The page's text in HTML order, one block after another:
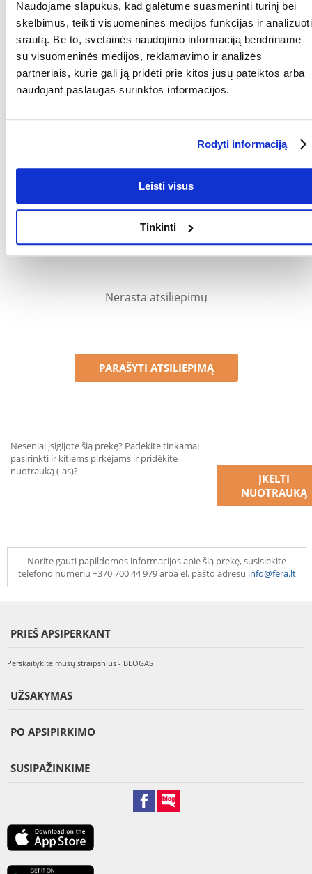
Naudojame slapukus, kad galėtume suasmeninti turinį bei
skelbimus, teikti visuomeninės medijos funkcijas ir analizuoti
srautą. Be to, svetainės naudojimo informaciją bendriname
su visuomeninės medijos, reklamavimo ir analizės
partneriais, kurie gali ją pridėti prie kitos jūsų pateiktos arba
naudojant paslaugas surinktos informacijos.
Rodyti informaciją
Leisti visus
Tinkinti
RŪŠIS: Pašaro papildas
Parametrai
PAKUOTĖS SVORIS
(KG):
GAMINTOJAS: MACED
įsigijo. Žvaigždučių įvertinimas yra visų įvertinimų vidurkis.
atsiliepimus.
Atsiliepimai
Nerasta atsiliepimų
PARAŠYTI ATSILIEPIMĄ
Neseniai įsigijote šią prekę? Padėkite tinkamai
pasirinkti ir kitiems pirkėjams ir pridėkite
nuotrauką (-as)?
ĮKELTI
NUOTRAUKĄ
Norite gauti papildomos informacijos apie šią prekę, susisiekite
telefono numeriu +370 700 44 979 arba el. pašto adresu info@fera.lt
PRIEŠ APSIPERKANT
Perskaitykite mūsų straipsnius - BLOGAS
UŽSAKYMAS
PO APSIPIRKIMO
SUSIPAŽINKIME